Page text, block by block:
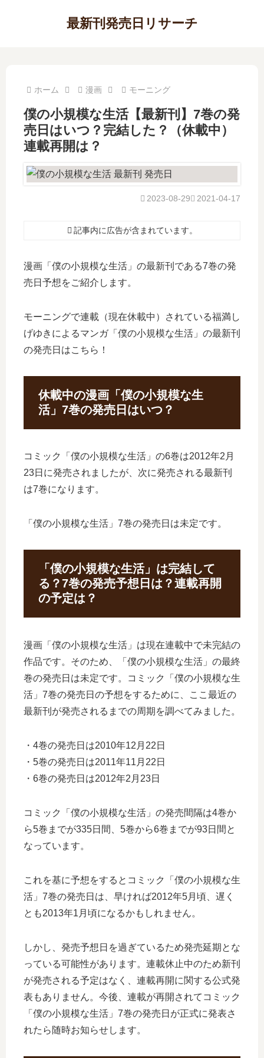
最新刊発売日リサーチ
ホーム 漫画 モーニング
僕の小規模な生活【最新刊】7巻の発
売日はいつ？完結した？（休載中）
連載再開は？
2021-04-17
2023-08-29
記事内に広告が含まれています。
漫画「僕の小規模な生活」の最新刊である7巻の発
売日予想をご紹介します。
モーニングで連載（現在休載中）されている福満し
げゆきによるマンガ「僕の小規模な生活」の最新刊
の発売日はこちら！
休載中の漫画「僕の小規模な生
活」7巻の発売日はいつ？
コミック「僕の小規模な生活」の6巻は2012年2月
23日に発売されましたが、次に発売される最新刊
は7巻になります。
「僕の小規模な生活」7巻の発売日は未定です。
「僕の小規模な生活」は完結して
る？7巻の発売予想日は？連載再開
の予定は？
漫画「僕の小規模な生活」は現在連載中で未完結の
作品です。そのため、「僕の小規模な生活」の最終
巻の発売日は未定です。コミック「僕の小規模な生
活」7巻の発売日の予想をするために、ここ最近の
最新刊が発売されるまでの周期を調べてみました。
・4巻の発売日は2010年12月22日
・5巻の発売日は2011年11月22日
・6巻の発売日は2012年2月23日
コミック「僕の小規模な生活」の発売間隔は4巻か
ら5巻までが335日間、5巻から6巻までが93日間と
なっています。
これを基に予想をするとコミック「僕の小規模な生
活」7巻の発売日は、早ければ2012年5月頃、遅く
とも2013年1月頃になるかもしれません。
しかし、発売予想日を過ぎているため発売延期とな
っている可能性があります。連載休止中のため新刊
が発売される予定はなく、連載再開に関する公式発
表もありません。今後、連載が再開されてコミック
「僕の小規模な生活」7巻の発売日が正式に発表さ
れたら随時お知らせします。